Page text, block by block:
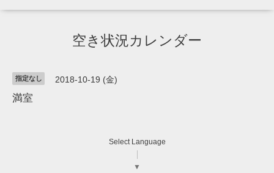
空き状況カレンダー
指定なし 2018-10-19 (金)
満室
Select Language
▼